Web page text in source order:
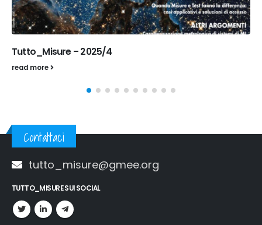
Tutto_Misure – 2025/4
read more
Contattaci
tutto_misure@gmee.org
TUTTO_MISURE SUI SOCIAL